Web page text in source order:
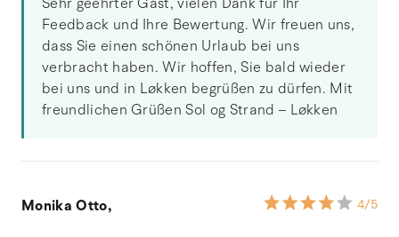
Feedback und Ihre Bewertung. Wir freuen uns,
dass Sie einen schönen Urlaub bei uns
verbracht haben. Wir hoffen, Sie bald wieder
bei uns und in Løkken begrüßen zu dürfen. Mit
freundlichen Grüßen Sol og Strand – Løkken
Monika Otto, 4/5